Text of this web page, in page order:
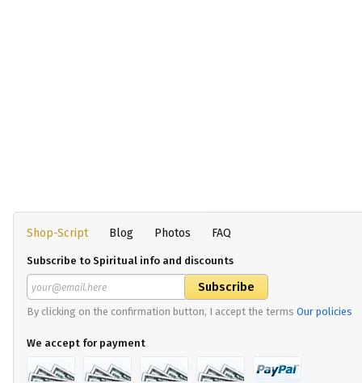
Shop-Script Blog Photos FAQ
Subscribe to Spiritual info and discounts
By clicking on the confirmation button, I accept the terms Our policies
We accept for payment